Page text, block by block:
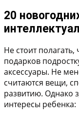
20
Не стоит полагать,
подарков
аксессуары. Не
считаются вещи,
развитию. Однако
интересы ребенка: